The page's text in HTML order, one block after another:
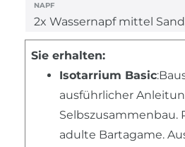
NAPF
Sie erhalten:
Isotarrium Basic
ausführlicher
Selbszusammenbau.
adulte Bartagame.